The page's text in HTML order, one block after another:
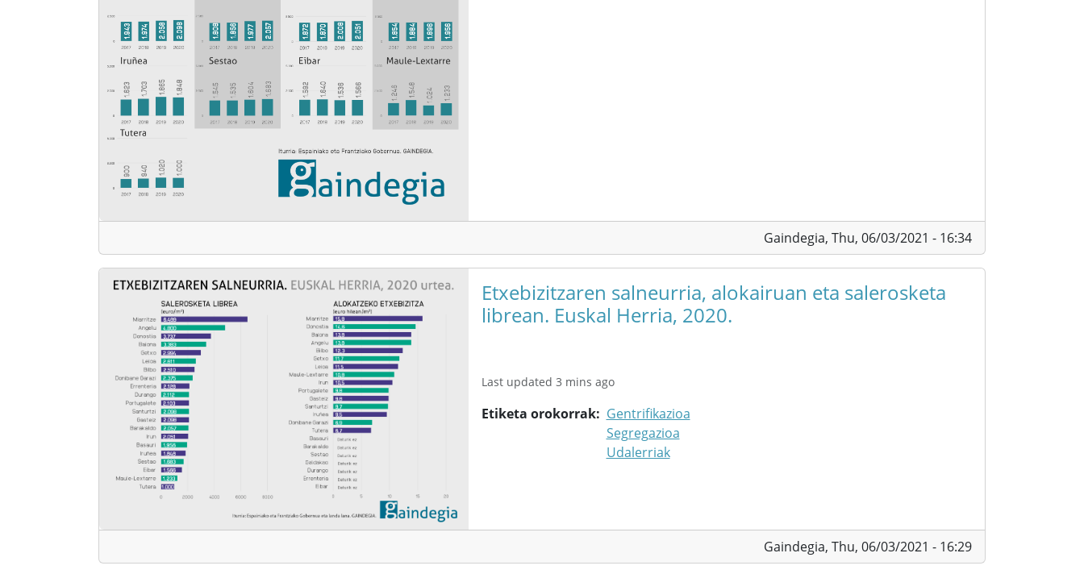
Gaindegia, Thu, 06/03/2021 - 16:34
Etxebizitzaren salneurria, alokairuan eta salerosketa
librean. Euskal Herria, 2020.
Last updated 3 mins ago
Etiketa orokorrak
Gentrifikazioa
Segregazioa
Udalerriak
Gaindegia, Thu, 06/03/2021 - 16:29